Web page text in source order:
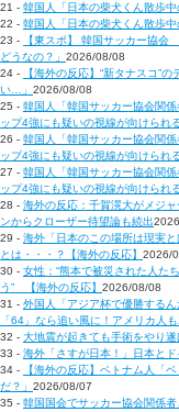
21 - 韓国人「日本の柴犬くん散歩中
22 - 韓国人「日本の柴犬くん散歩中
23 -
【東スポ】 韓国サッカー協
どうなの？」 2026/08/08
24 -
【海外の反応】“新タナスコ”
い…」 2026/08/08
25 - 韓国人「韓国サッカー協会関
ップ4強にも疑いの視線が向けられる
26 - 韓国人「韓国サッカー協会関
ップ4強にも疑いの視線が向けられる
27 - 韓国人「韓国サッカー協会関
ップ4強にも疑いの視線が向けられる
28 - 海外の反応：千賀滉大がメジ
ンからクローザー待望論も続出
29 - 海外「日本のこの場所は現実
とは・・・？【海外の反応】 2026/
30 - 女性：“熊本で被災された人た
う” 【海外の反応】 2026/08/08
31 - 外国人「アジア杯で優勝する
「64」なら追い風に！アメリカ人
32 - 大地震が起きても手術をやり
33 - 海外「さすが日本！」日本と
34 -
【海外の反応】ベトナム人「
だ？」 2026/08/07
35 - 韓国国会でサッカー協会関係